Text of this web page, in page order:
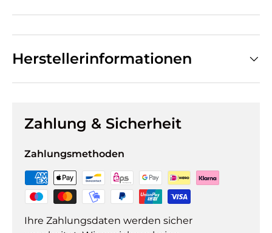
Herstellerinformationen
Zahlung & Sicherheit
Zahlungsmethoden
Ihre Zahlungsdaten werden sicher